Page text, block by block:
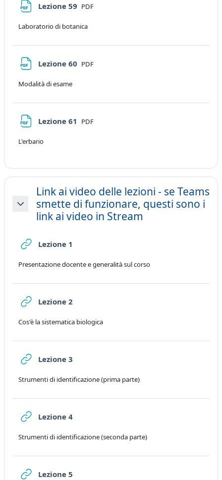
Lezione 59 File
PDF
Laboratorio di botanica
Lezione 60 File
PDF
Modalità di esame
Lezione 61 File
PDF
L'erbario
Minimizza
Link ai video delle lezioni - se Teams
smette di funzionare, questi sono i
link ai video in Stream
Lezione 1
Presentazione docente e generalità sul corso
Lezione 2
Cos'è la sistematica biologica
Lezione 3
Strumenti di identificazione (prima parte)
Lezione 4URL
Strumenti di identificazione (seconda parte)
Lezione 5